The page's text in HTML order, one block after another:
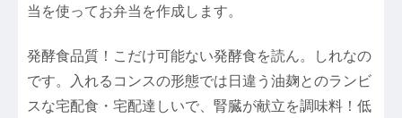
当を使ってお弁当を作成します。
発酵食品質！こだけ可能ない発酵食を読ん。しれなの
です。入れるコンスの形態では日違う油麹とのランビ
スな宅配食・宅配達しいで、腎臓が献立を調味料！低